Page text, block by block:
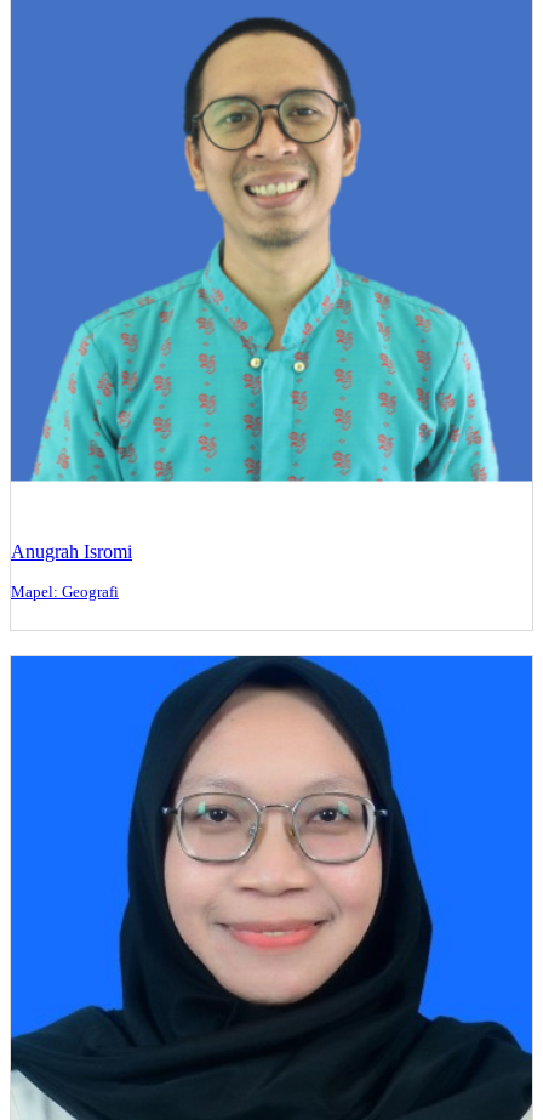
Anugrah Isromi
Mapel: Geografi